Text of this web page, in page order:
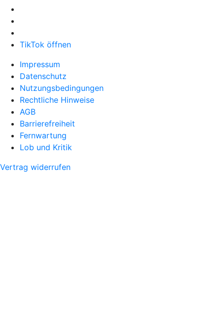
TikTok öffnen
Impressum
Datenschutz
Nutzungsbedingungen
Rechtliche Hinweise
AGB
Barrierefreiheit
Fernwartung
Lob und Kritik
Vertrag widerrufen